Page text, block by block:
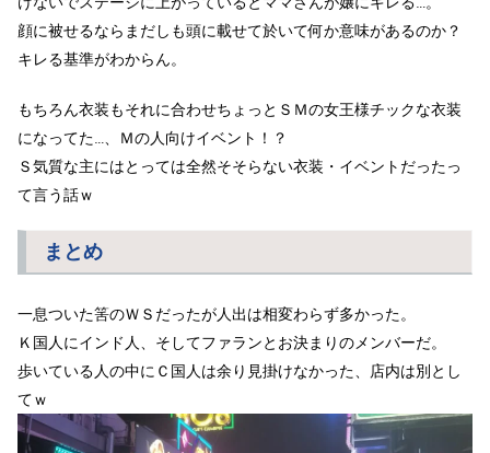
顔に被せるならまだしも頭に載せて於いて何か意味があるのか？
キレる基準がわからん。
もちろん衣装もそれに合わせちょっとＳＭの女王様チックな衣装
になってた…、Ｍの人向けイベント！？
Ｓ気質な主にはとっては全然そそらない衣装・イベントだったっ
て言う話ｗ
まとめ
一息ついた筈のＷＳだったが人出は相変わらず多かった。
Ｋ国人にインド人、そしてファランとお決まりのメンバーだ。
歩いている人の中にＣ国人は余り見掛けなかった、店内は別とし
てｗ